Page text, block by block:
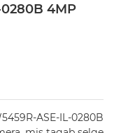
4MP
ASE-IL-0280B